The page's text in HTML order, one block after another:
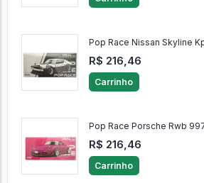
Pop Race Nissan Skyline
R$ 216,46
Carrinho
Pop Race Porsche Rwb
R$ 216,46
Carrinho